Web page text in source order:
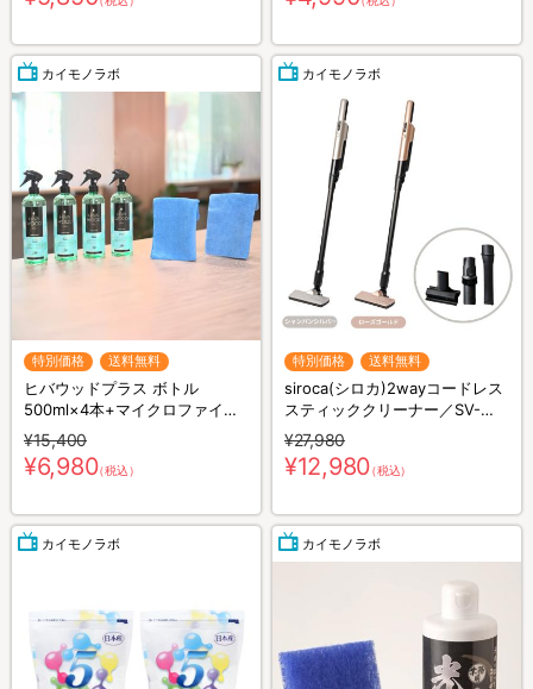
カイモノラボ
特別価格 送料無料
ヒバウッドプラス ボトル
500ml×4本+マイクロファイバ
ークロス×2枚／防虫スプレー／
防虫剤／害虫忌避剤
¥15,400
¥6,980（税込）
カイモノラボ
特別価格 送料無料
siroca(シロカ)2wayコードレス
スティッククリーナー／SV-
S281
¥27,980
¥12,980（税込）
カイモノラボ カイモノラボ